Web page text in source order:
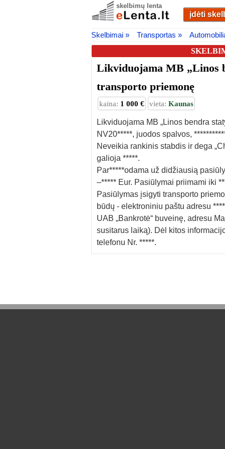
skelbimų lenta
įdėti
Skelbimai » Transportas »
Likviduojama MB „Linos
transporto priemonę
kaina: 1 000 € vieta: Kaunas
Likviduojama MB „Linos bendra
NV20*****, juodos spalvos,
Neveikia rankinis stabdis ir dega
galioja *****.
Par*****odama už didžiausią
–***** Eur. Pasiūlymai priimami iki
Pasiūlymas įsigyti transporto
būdų - elektroniniu paštu adresu
UAB „Bankrotė“ buveinę, adresu
susitarus laiką). Dėl kitos
telefonu Nr. *****.